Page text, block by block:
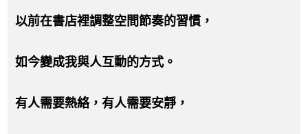
以前在書店裡調整空間節奏的習慣，
如今變成我與人互動的方式。
有人需要熱絡，有人需要安靜，